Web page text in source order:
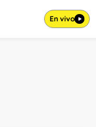
En vivo